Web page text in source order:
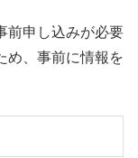
前申し込みが必要
め、事前に情報を